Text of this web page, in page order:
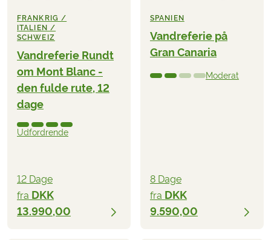
FRANKRIG /
ITALIEN /
SCHWEIZ
Vandreferie Rundt
om Mont Blanc -
den fulde rute, 12
dage
Udfordrende
12 Dage
fra DKK
13.990,00
SPANIEN
Vandreferie på
Gran Canaria
Moderat
8 Dage
fra DKK
9.590,00